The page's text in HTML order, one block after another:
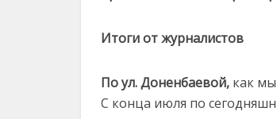
Итоги от журналистов
По ул. Доненбаевой, как
С конца июля по